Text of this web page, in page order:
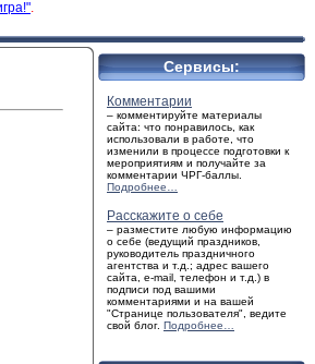
.
Сервисы:
Комментарии
– комментируйте материалы
сайта: что понравилось, как
использовали в работе, что
изменили в процессе подготовки к
мероприятиям и получайте за
комментарии ЧРГ-баллы.
Подробнее…
Расскажите о себе
– разместите любую информацию
о себе (ведущий праздников,
руководитель праздничного
агентства и т.д.; адрес вашего
сайта, e-mail, телефон и т.д.) в
подписи под вашими
комментариями и на вашей
"Странице пользователя", ведите
свой блог. Подробнее…